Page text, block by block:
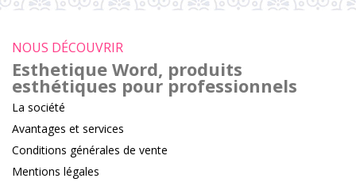
NOUS DÉCOUVRIR
Esthetique Word, produits
esthétiques pour professionnels
La société
Avantages et services
Conditions générales de vente
Mentions légales